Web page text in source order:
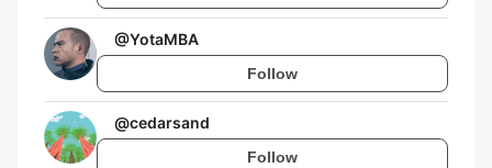
@YotaMBA
Follow
@cedarsand
Follow